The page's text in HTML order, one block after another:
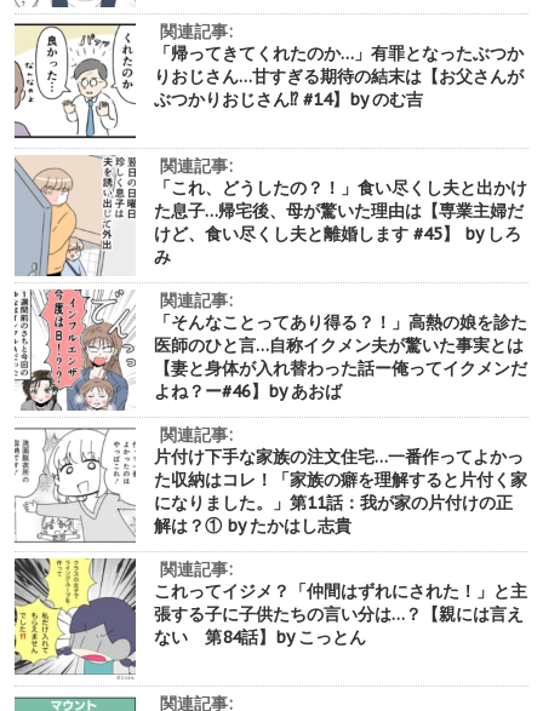
関連記事:
「帰ってきてくれたのか…」有罪となったぶつか
りおじさん…甘すぎる期待の結末は【お父さんが
ぶつかりおじさん⁉︎ #14】by のむ吉
関連記事:
「これ、どうしたの？！」食い尽くし夫と出かけ
た息子…帰宅後、母が驚いた理由は【専業主婦だ
けど、食い尽くし夫と離婚します #45】 by しろ
み
関連記事:
「そんなことってあり得る？！」高熱の娘を診た
医師のひと言…自称イクメン夫が驚いた事実とは
【妻と身体が入れ替わった話ー俺ってイクメンだ
よね？ー#46】by あおば
関連記事:
片付け下手な家族の注文住宅…一番作ってよかっ
た収納はコレ！「家族の癖を理解すると片付く家
になりました。」第11話：我が家の片付けの正
解は？① by たかはし志貴
関連記事:
これってイジメ？「仲間はずれにされた！」と主
張する子に子供たちの言い分は…？【親には言え
ない 第84話】by こっとん
関連記事: